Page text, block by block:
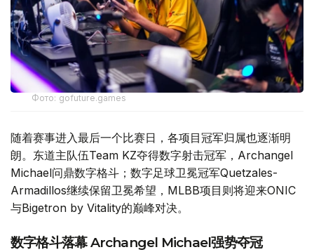
Фото: gofuture.games
随着赛事进入最后一个比赛日，各项目冠军归属也逐渐明
朗。东道主队伍Team KZ夺得数字射击冠军，Archangel
Michael问鼎数字格斗；数字足球卫冕冠军Quetzales-
Armadillos继续保留卫冕希望，MLBB项目则将迎来ONIC
与Bigetron by Vitality的巅峰对决。
数字格斗落幕 Archangel Michael强势夺冠